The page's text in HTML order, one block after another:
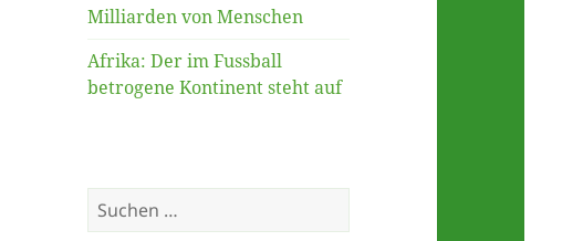
Milliarden von Menschen
Afrika: Der im Fussball
betrogene Kontinent steht auf
Suche
nach: